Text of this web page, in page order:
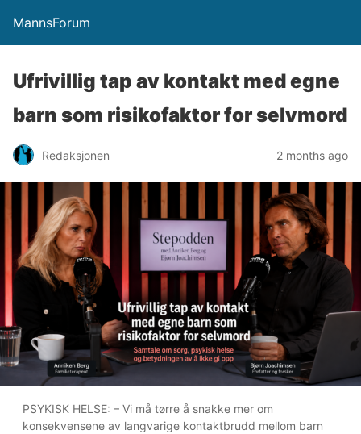
MannsForum
Ufrivillig tap av kontakt med egne
barn som risikofaktor for selvmord
Redaksjonen 2 months ago
PSYKISK HELSE: – Vi må tørre å snakke mer om
konsekvensene av langvarige kontaktbrudd mellom barn